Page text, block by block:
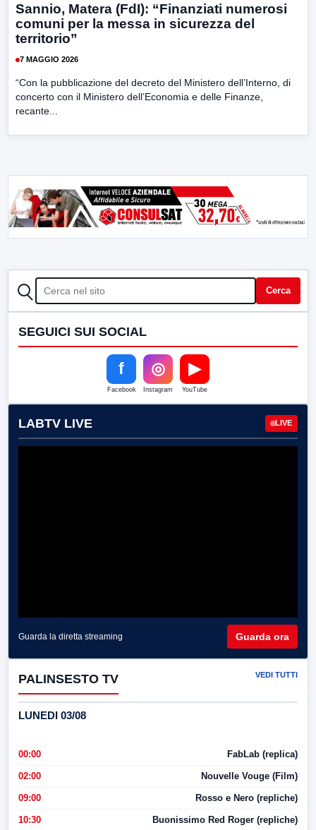
Sannio, Matera (FdI): “Finanziati numerosi
comuni per la messa in sicurezza del
territorio”
7 MAGGIO 2026
“Con la pubblicazione del decreto del Ministero dell’Interno, di
concerto con il Ministero dell’Economia e delle Finanze,
recante...
CERCA Cerca
SEGUICI SUI SOCIAL
f
Facebook
◎
Instagram
▶
YouTube
LABTV LIVE LIVE
Guarda la diretta streaming Guarda ora
PALINSESTO TV VEDI TUTTI
LUNEDI 03/08
00:00 FabLab (replica)
02:00 Nouvelle Vouge (Film)
09:00 Rosso e Nero (repliche)
10:30 Buonissimo Red Roger (repliche)